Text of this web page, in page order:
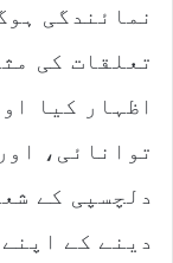
نمائندگی
تعلقات کی
اظہار کیا
توانائی،
دلچسپی کے
دینے کے